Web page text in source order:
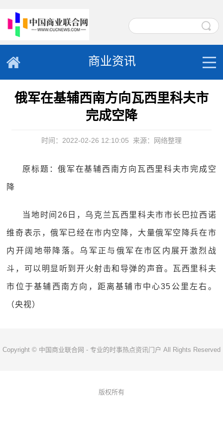
商业资讯
俄军在基辅西南方向瓦西里科夫市
完成空降
时间：2022-02-26 12:10:05 来源：网络整理
原标题：俄军在基辅西南方向瓦西里科夫市完成空
降
当地时间26日，乌克兰瓦西里科夫市市长巴拉西诺
维奇表示，俄军已经在市内空降，大量俄军空降兵在市
内开阔地带降落。乌军正与俄军在市区内展开激烈战
斗，可以明显听到开火射击和导弹的声音。瓦西里科夫
市位于基辅西南方向，距离基辅市中心35公里左右。
（央视）
Copyright © 中国商业联合网 - 专业的时事热点资讯门户 All Rights Reserved
版权所有